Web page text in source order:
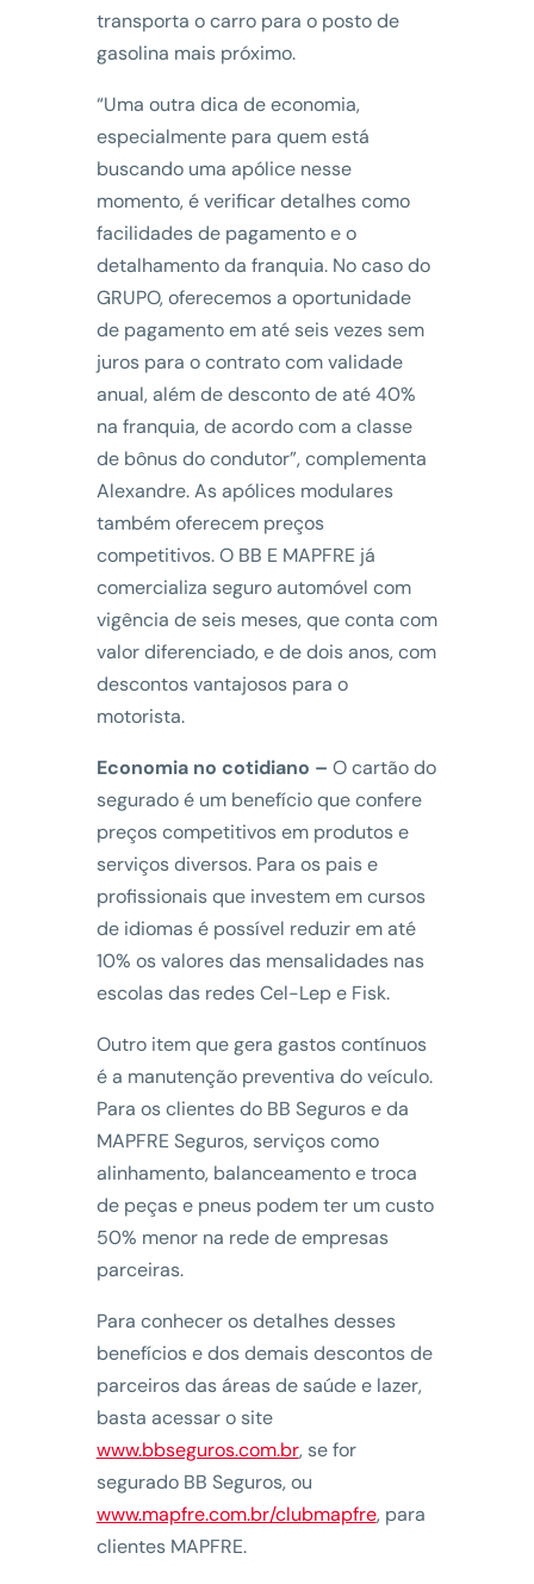
transporta o carro para o posto de
gasolina mais próximo.
“Uma outra dica de economia,
especialmente para quem está
buscando uma apólice nesse
momento, é verificar detalhes como
facilidades de pagamento e o
detalhamento da franquia. No caso do
GRUPO, oferecemos a oportunidade
de pagamento em até seis vezes sem
juros para o contrato com validade
anual, além de desconto de até 40%
na franquia, de acordo com a classe
de bônus do condutor”, complementa
Alexandre. As apólices modulares
também oferecem preços
competitivos. O BB E MAPFRE já
comercializa seguro automóvel com
vigência de seis meses, que conta com
valor diferenciado, e de dois anos, com
descontos vantajosos para o
motorista.
Economia no cotidiano – O cartão do
segurado é um benefício que confere
preços competitivos em produtos e
serviços diversos. Para os pais e
profissionais que investem em cursos
de idiomas é possível reduzir em até
10% os valores das mensalidades nas
escolas das redes Cel-Lep e Fisk.
Outro item que gera gastos contínuos
é a manutenção preventiva do veículo.
Para os clientes do BB Seguros e da
MAPFRE Seguros, serviços como
alinhamento, balanceamento e troca
de peças e pneus podem ter um custo
50% menor na rede de empresas
parceiras.
Para conhecer os detalhes desses
benefícios e dos demais descontos de
parceiros das áreas de saúde e lazer,
basta acessar o site
www.bbseguros.com.br, se for
segurado BB Seguros, ou
www.mapfre.com.br/clubmapfre, para
clientes MAPFRE.